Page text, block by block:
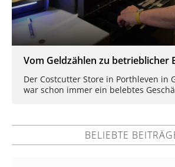
Vom Geldzählen zu betrieblicher
Der Costcutter Store in Porthleven in
war schon immer ein belebtes
BELIEBTE